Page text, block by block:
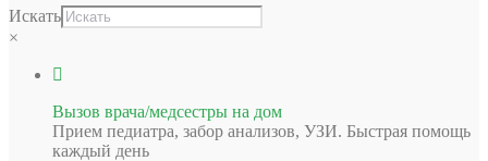
Искать
×
Вызов врача/медсестры на дом
Прием педиатра, забор анализов, УЗИ. Быстрая помощь
каждый день